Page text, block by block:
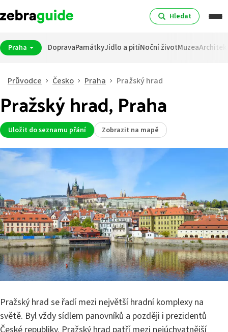
Hledat
Praha DopravaPamátkyJídlo a pitíNoční životMuzea
Průvodce Česko Praha Pražský hrad
Pražský hrad, Praha
Uložit do seznamu přání Zobrazit na mapě
Pražský hrad se řadí mezi největší hradní komplexy na
světě. Byl vždy sídlem panovníků a později i prezidentů